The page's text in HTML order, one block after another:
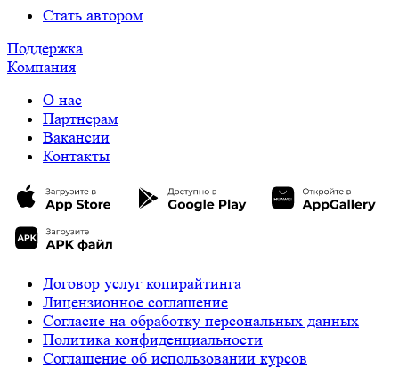
Стать автором
Поддержка
Компания
О нас
Партнерам
Вакансии
Контакты
Договор услуг копирайтинга
Лицензионное соглашение
Cогласие на обработку персональных данных
Политика конфиденциальности
Соглашение об использовании курсов